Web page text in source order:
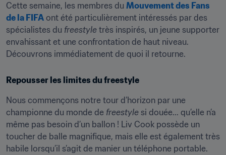
Cette semaine, les membres du Mouvement des Fans
de la FIFA ont été particulièrement intéressés par des
spécialistes du freestyle très inspirés, un jeune supporter
envahissant et une confrontation de haut niveau.
Découvrons immédiatement de quoi il retourne.
Repousser les limites du freestyle
Nous commençons notre tour d’horizon par une
championne du monde de freestyle si douée... qu’elle n’a
même pas besoin d’un ballon ! Liv Cook possède un
toucher de balle magnifique, mais elle est également très
habile lorsqu’il s’agit de manier un téléphone portable.